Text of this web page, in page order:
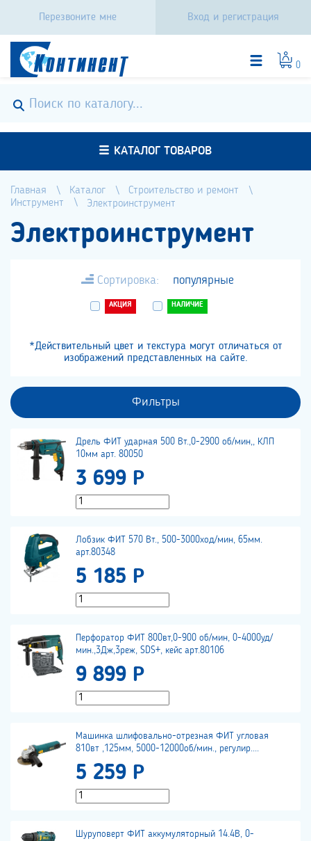
Перезвоните мне Вход и регистрация
0
КАТАЛОГ ТОВАРОВ
Главная Каталог
Строительство и ремонт
Инструмент
Электроинструмент
Электроинструмент
Сортировка: популярные
АКЦИЯ НАЛИЧИЕ
*Действительный цвет и текстура могут отличаться от
изображений представленных на сайте.
Фильтры
Дрель ФИТ ударная 500 Вт.,0-2900 об/мин,, КЛП
10мм арт. 80050
3 699 Р
Лобзик ФИТ 570 Вт., 500-3000ход/мин, 65мм.
арт.80348
5 185 Р
Перфоратор ФИТ 800вт,0-900 об/мин, 0-4000уд/
мин.,3Дж,3реж, SDS+, кейс арт.80106
9 899 Р
Машинка шлифовально-отрезная ФИТ угловая
810вт ,125мм, 5000-12000об/мин., регулир....
5 259 Р
Шуруповерт ФИТ аккумуляторный 14.4В, 0-